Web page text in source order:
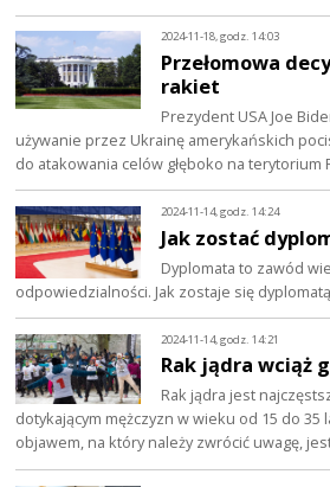
2024-11-18, godz. 14:03
Przełomowa
rakiet
Prezydent USA Joe
używanie przez Ukrainę amerykańskich
do atakowania celów głęboko na terytorium
2024-11-14, godz. 14:24
Jak zostać
Dyplomata to zawód
odpowiedzialności. Jak zostaje się
2024-11-14, godz. 14:21
Rak jądra wciąż
Rak jądra jest
dotykającym mężczyzn w wieku od 15 do 35
objawem, na który należy zwrócić uwagę,